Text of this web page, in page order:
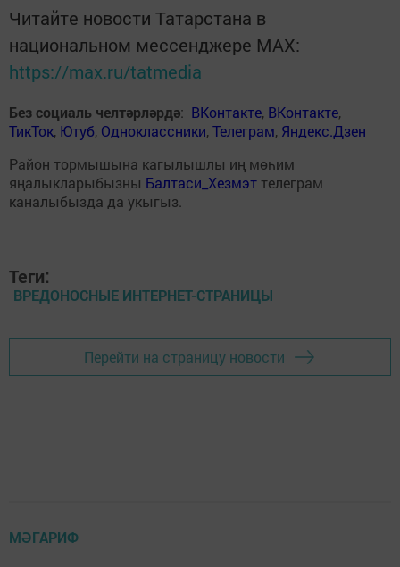
Читайте новости Татарстана в
национальном мессенджере MАХ:
https://max.ru/tatmedia
Без социаль челтәрләрдә: ВКонтакте, ВКонтакте,
ТикТок, Ютуб, Одноклассники,Телеграм, Яндекс.Дзен
Район тормышына кагылышлы иң мөһим
яңалыкларыбызны Балтаси_Хезмэт телеграм
каналыбызда да укыгыз.
Теги:
ВРЕДОНОСНЫЕ ИНТЕРНЕТ-СТРАНИЦЫ
Перейти на страницу новости
МӘГАРИФ